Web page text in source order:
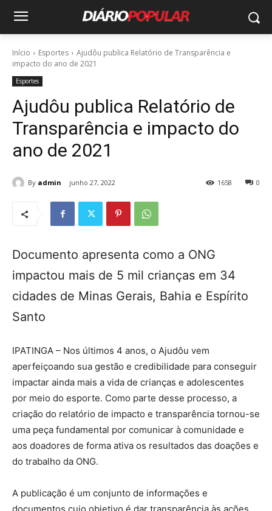
Início Esportes
Ajudôu publica Relatório de Transparência e
impacto do ano de 2021
Esportes
Ajudôu publica Relatório de
Transparência e impacto do
ano de 2021
By admin junho 27, 2022 0
1658
Documento apresenta como a ONG
impactou mais de 5 mil crianças em 34
cidades de Minas Gerais, Bahia e Espírito
Santo
IPATINGA – Nos últimos 4 anos, o Ajudôu vem
aperfeiçoando sua gestão e credibilidade para conseguir
impactar ainda mais a vida de crianças e adolescentes
por meio do esporte. Como parte desse processo, a
criação do relatório de impacto e transparência tornou-se
uma peça fundamental por comunicar à comunidade e
aos doadores de forma ativa os resultados das doações e
do trabalho da ONG.
A publicação é um conjunto de informações e